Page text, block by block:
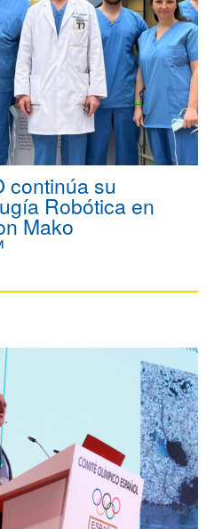
continúa su
Robótica en
Mako